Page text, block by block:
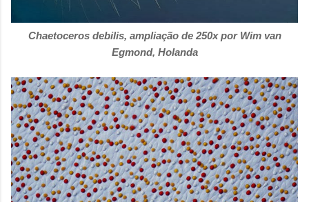
Chaetoceros debilis, ampliação de 250x por Wim van
Egmond, Holanda